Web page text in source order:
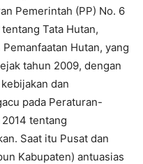
Pemerintah (PP) No. 6
Tata Hutan,
Hutan, yang
tahun 2009, dengan
dan
pada Peraturan-
tentang
Saat itu Pusat dan
Kabupaten) antuasias